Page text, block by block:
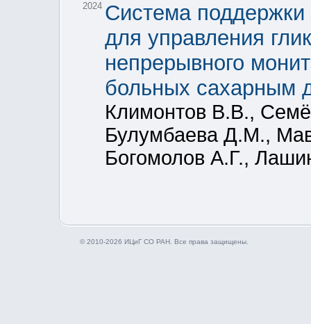
2024 Система
для управления
непрерывного
больных сахарным
Климонтов В.В.,
Булумбаева Д.М.,
Богомолов А.Г.,
© 2010-2026 ИЦиГ СО РАН. Все права защищены.